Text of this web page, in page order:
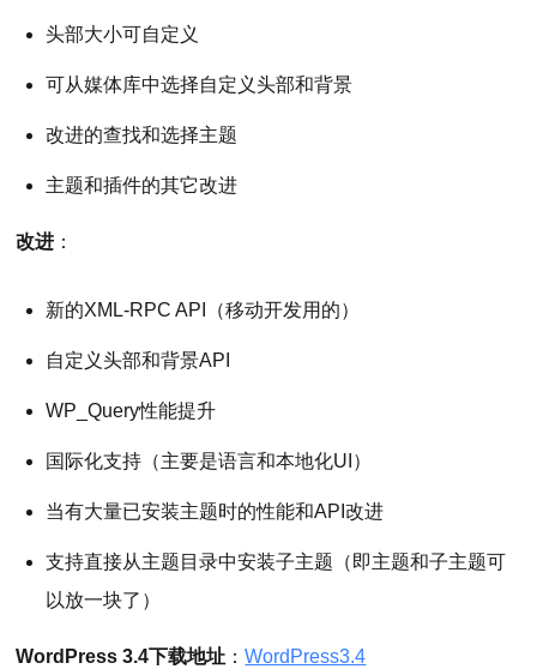
头部大小可自定义
可从媒体库中选择自定义头部和背景
改进的查找和选择主题
主题和插件的其它改进
改进 ：
新的XML-RPC API（移动开发用的）
自定义头部和背景API
WP_Query性能提升
国际化支持（主要是语言和本地化UI）
当有大量已安装主题时的性能和API改进
支持直接从主题目录中安装子主题（即主题和子主题可
以放一块了）
WordPress 3.4下载地址 ：WordPress3.4